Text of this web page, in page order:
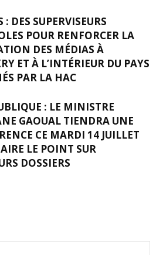
: DES SUPERVISEURS
POUR RENFORCER LA
DES MÉDIAS À
ET À L’INTÉRIEUR DU PAYS
PAR LA HAC
: LE MINISTRE
GAOUAL TIENDRA UNE
CE MARDI 14 JUILLET
LE POINT SUR
DOSSIERS